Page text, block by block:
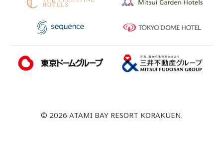
© 2026 ATAMI BAY RESORT KORAKUEN.